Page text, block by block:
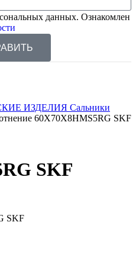
данных. Ознакомлен
ИЗДЕЛИЯ Сальники
60X70X8HMS5RG SKF
SKF
SKF